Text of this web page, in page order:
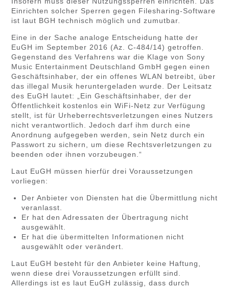
Einrichten solcher Sperren gegen Filesharing-Software
ist laut BGH technisch möglich und zumutbar.
Eine in der Sache analoge Entscheidung hatte der
EuGH im September 2016 (Az. C-484/14) getroffen.
Gegenstand des Verfahrens war die Klage von Sony
Music Entertainment Deutschland GmbH gegen einen
Geschäftsinhaber, der ein offenes WLAN betreibt, über
das illegal Musik heruntergeladen wurde. Der Leitsatz
des EuGH lautet: „Ein Geschäftsinhaber, der der
Öffentlichkeit kostenlos ein WiFi-Netz zur Verfügung
stellt, ist für Urheberrechtsverletzungen eines Nutzers
nicht verantwortlich. Jedoch darf ihm durch eine
Anordnung aufgegeben werden, sein Netz durch ein
Passwort zu sichern, um diese Rechtsverletzungen zu
beenden oder ihnen vorzubeugen.“
Laut EuGH müssen hierfür drei Voraussetzungen
vorliegen:
Der Anbieter von Diensten hat die Übermittlung nicht
veranlasst.
Er hat den Adressaten der Übertragung nicht
ausgewählt.
Er hat die übermittelten Informationen nicht
ausgewählt oder verändert.
Laut EuGH besteht für den Anbieter keine Haftung,
wenn diese drei Voraussetzungen erfüllt sind.
Allerdings ist es laut EuGH zulässig, dass durch